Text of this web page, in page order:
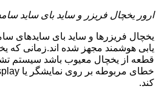
ارور یخچال فریزر و ساید بای ساید
یخچال فریزرها و ساید بای سایدهای
یابی هوشمند مجهز شده اند.زمانی که
قطعه از یخچال معیوب باشد سیستم
کند.